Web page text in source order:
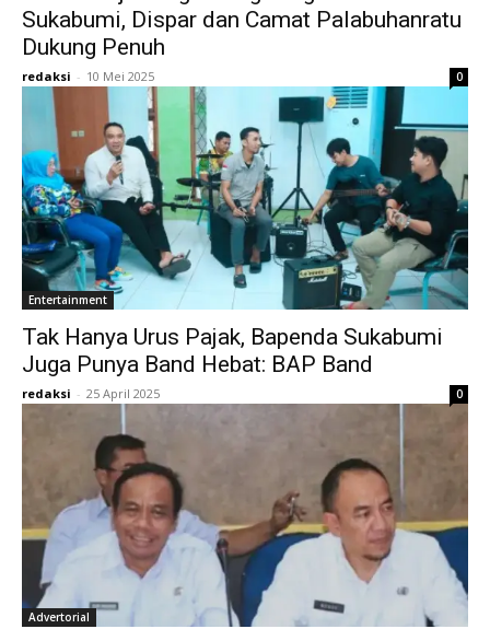
Sukabumi, Dispar dan Camat Palabuhanratu
Dukung Penuh
redaksi - 10 Mei 2025 0
Entertainment
Tak Hanya Urus Pajak, Bapenda Sukabumi
Juga Punya Band Hebat: BAP Band
redaksi - 25 April 2025 0
Advertorial